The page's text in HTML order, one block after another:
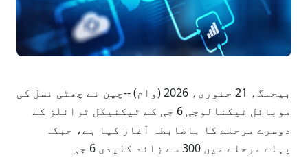
بیجنگ، 21 جنوری، 2026 (وام) --چین نے چھٹی نسل کی
موبائل ٹیکنالوجی 6 جی کے ٹیکنیکل ٹرائلز کے
دوسرے مرحلے کا باضابطہ آغاز کیا ہے، جبکہ
پہلے مرحلے میں 300 سے زائد کلیدی 6 جی